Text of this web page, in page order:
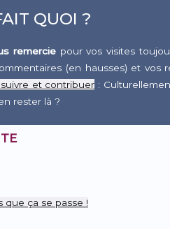
QUOI ?
remercie pour vos visites
(en hausses) et vos
et contribuer :
rester là ?
Link
que ça se passe !